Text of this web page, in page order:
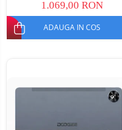
1.069,00 RON
ADAUGA IN COS